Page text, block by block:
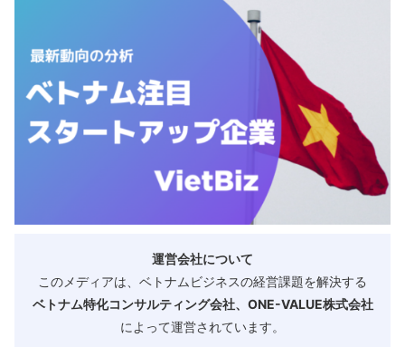
運営会社について
このメディアは、ベトナムビジネスの経営課題を解決する
ベトナム特化コンサルティング会社、ONE-VALUE株式会社
によって運営されています。